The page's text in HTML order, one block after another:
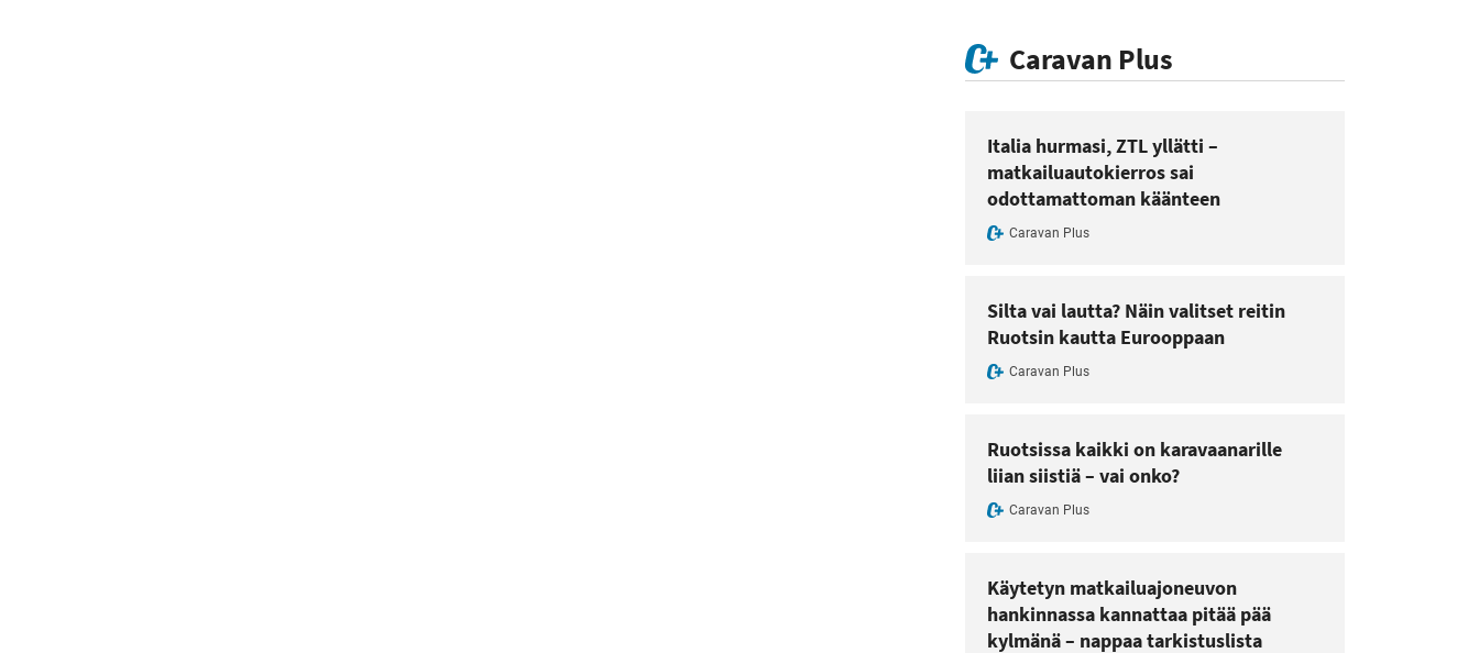
Caravan Plus
Italia hurmasi, ZTL yllätti –
matkailuautokierros sai
odottamattoman käänteen
Caravan Plus
Silta vai lautta? Näin valitset reitin
Ruotsin kautta Eurooppaan
Caravan Plus
Ruotsissa kaikki on karavaanarille
liian siistiä – vai onko?
Caravan Plus
Käytetyn matkailuajoneuvon
hankinnassa kannattaa pitää pää
kylmänä – nappaa tarkistuslista